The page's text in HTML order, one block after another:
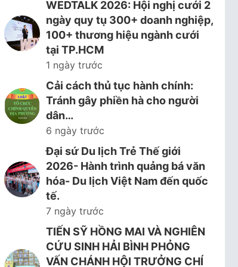
WEDTALK 2026: Hội nghị cưới 2
ngày quy tụ 300+ doanh nghiệp,
100+ thương hiệu ngành cưới
tại TP.HCM
1 ngày trước
Cải cách thủ tục hành chính:
Tránh gây phiền hà cho người
dân…
6 ngày trước
Đại sứ Du lịch Trẻ Thế giới
2026- Hành trình quảng bá văn
hóa- Du lịch Việt Nam đến quốc
tế.
7 ngày trước
TIẾN SỸ HỒNG MAI VÀ NGHIÊN
CỨU SINH HẢI BÌNH PHỎNG
VẤN CHÁNH HỘI TRƯỞNG CHÍ